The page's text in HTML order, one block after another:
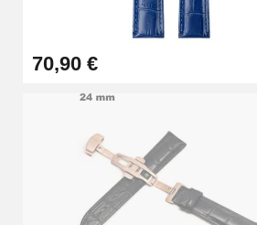
57,42 €
Pince Trou pour
Kit Horlogerie
26,90 €
70,90 €